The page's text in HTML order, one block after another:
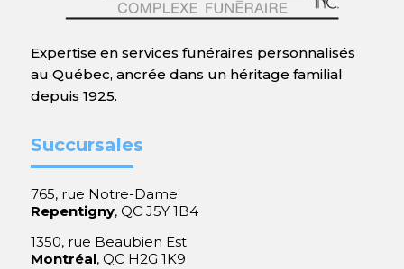
Expertise en services funéraires personnalisés
au Québec, ancrée dans un héritage familial
depuis 1925.
Succursales
765, rue Notre-Dame
Repentigny, QC J5Y 1B4
1350, rue Beaubien Est
Montréal, QC H2G 1K9